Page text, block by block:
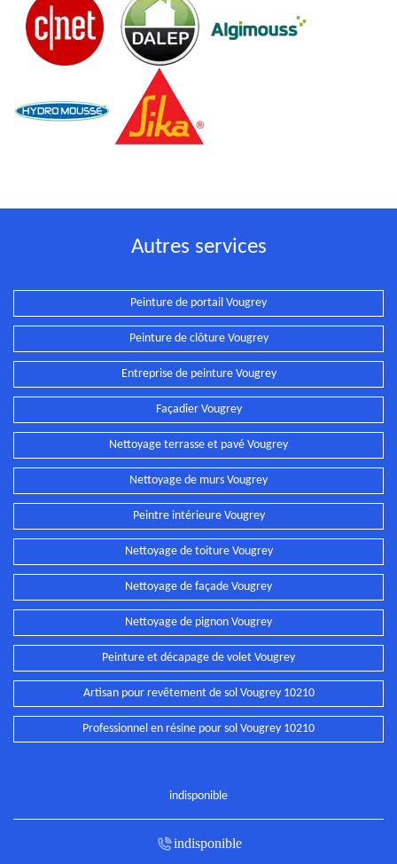
Autres services
Peinture de portail Vougrey
Peinture de clôture Vougrey
Entreprise de peinture Vougrey
Façadier Vougrey
Nettoyage terrasse et pavé Vougrey
Nettoyage de murs Vougrey
Peintre intérieure Vougrey
Nettoyage de toiture Vougrey
Nettoyage de façade Vougrey
Nettoyage de pignon Vougrey
Peinture et décapage de volet Vougrey
Artisan pour revêtement de sol Vougrey 10210
Professionnel en résine pour sol Vougrey 10210
indisponible
indisponible